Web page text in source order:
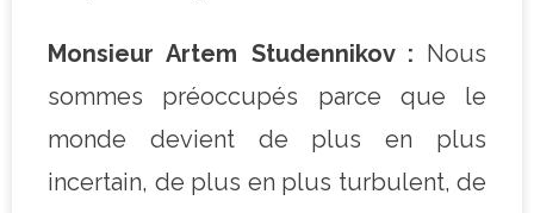
Monsieur Artem Studennikov : Nous
sommes préoccupés parce que le
monde devient de plus en plus
incertain, de plus en plus turbulent, de